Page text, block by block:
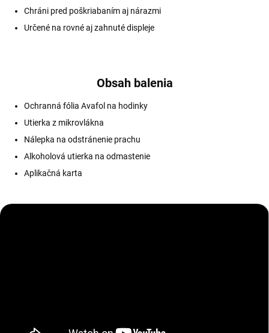
Chráni pred poškriabaním aj nárazmi
Určené na rovné aj zahnuté displeje
Obsah balenia
Ochranná fólia Avafol na hodinky
Utierka z mikrovlákna
Nálepka na odstránenie prachu
Alkoholová utierka na odmastenie
Aplikačná karta